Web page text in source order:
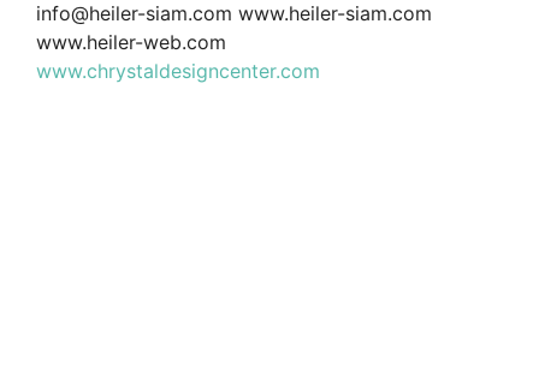
info@heiler-siam.com www.heiler-siam.com
www.heiler-web.com
www.chrystaldesigncenter.com